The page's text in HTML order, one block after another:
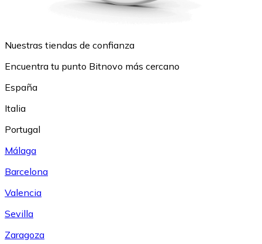
Nuestras tiendas de confianza
Encuentra tu punto Bitnovo más cercano
España
Italia
Portugal
Málaga
Barcelona
Valencia
Sevilla
Zaragoza